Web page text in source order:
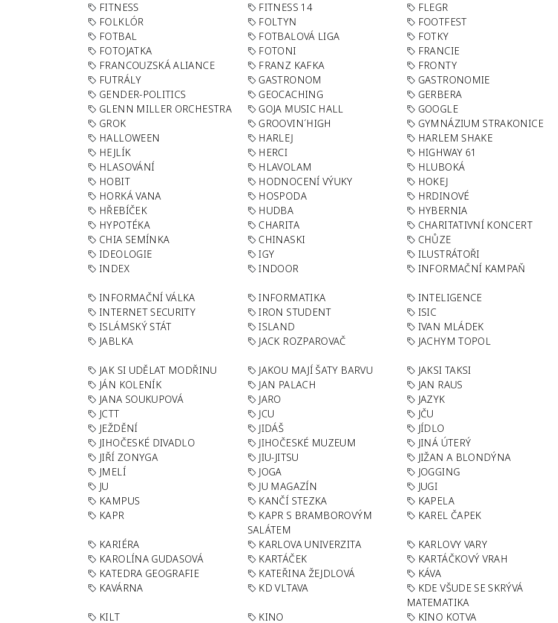
FITNESS
FITNESS 14 FLEGR
FOLKLÓR
FOLTYN FOOTFEST
FOTBAL
FOTBALOVÁ LIGA FOTKY
FOTOJATKA
FOTONI FRANCIE
FRANCOUZSKÁ ALIANCE
FRANZ KAFKA FRONTY
FUTRÁLY
GASTRONOM GASTRONOMIE
GENDER-POLITICS
GEOCACHING GERBERA
GLENN MILLER ORCHESTRA
GOJA MUSIC HALL GOOGLE
GROK
GROOVIN´HIGH GYMNÁZIUM STRAKONICE
HALLOWEEN
HARLEJ HARLEM SHAKE
HEJLÍK
HERCI HIGHWAY 61
HLASOVÁNÍ
HLAVOLAM HLUBOKÁ
HOBIT
HODNOCENÍ VÝUKY HOKEJ
HORKÁ VANA
HOSPODA HRDINOVÉ
HŘEBÍČEK
HUDBA HYBERNIA
HYPOTÉKA
CHARITA CHARITATIVNÍ KONCERT
CHIA SEMÍNKA
CHINASKI CHŮZE
IDEOLOGIE
IGY ILUSTRÁTOŘI
INDEX
INDOOR INFORMAČNÍ KAMPAŇ
INFORMAČNÍ VÁLKA
INFORMATIKA INTELIGENCE
INTERNET SECURITY
IRON STUDENT ISIC
ISLÁMSKÝ STÁT
ISLAND IVAN MLÁDEK
JABLKA
JACK ROZPAROVAČ JACHYM TOPOL
JAK SI UDĚLAT MODŘINU
JAKOU MAJÍ ŠATY BARVU JAKSI TAKSI
JÁN KOLENÍK
JAN PALACH JAN RAUS
JANA SOUKUPOVÁ
JARO JAZYK
JCTT
JCU JČU
JEŽDĚNÍ
JIDÁŠ JÍDLO
JIHOČESKÉ DIVADLO
JIHOČESKÉ MUZEUM JINÁ ÚTERÝ
JIŘÍ ZONYGA
JIU-JITSU JIŽAN A BLONDÝNA
JMELÍ
JOGA JOGGING
JU
JU MAGAZÍN JUGI
KAMPUS
KANČÍ STEZKA KAPELA
KAPR
KAPR S BRAMBOROVÝM
SALÁTEM
KAREL ČAPEK
KARIÉRA KARLOVA UNIVERZITA KARLOVY VARY
KAROLÍNA GUDASOVÁ
KARTÁČEK KARTÁČKOVÝ VRAH
KATEDRA GEOGRAFIE
KATEŘINA ŽEJDLOVÁ KÁVA
KAVÁRNA
KD VLTAVA
KDE VŠUDE SE SKRÝVÁ
MATEMATIKA
KILT KINO KINO KOTVA